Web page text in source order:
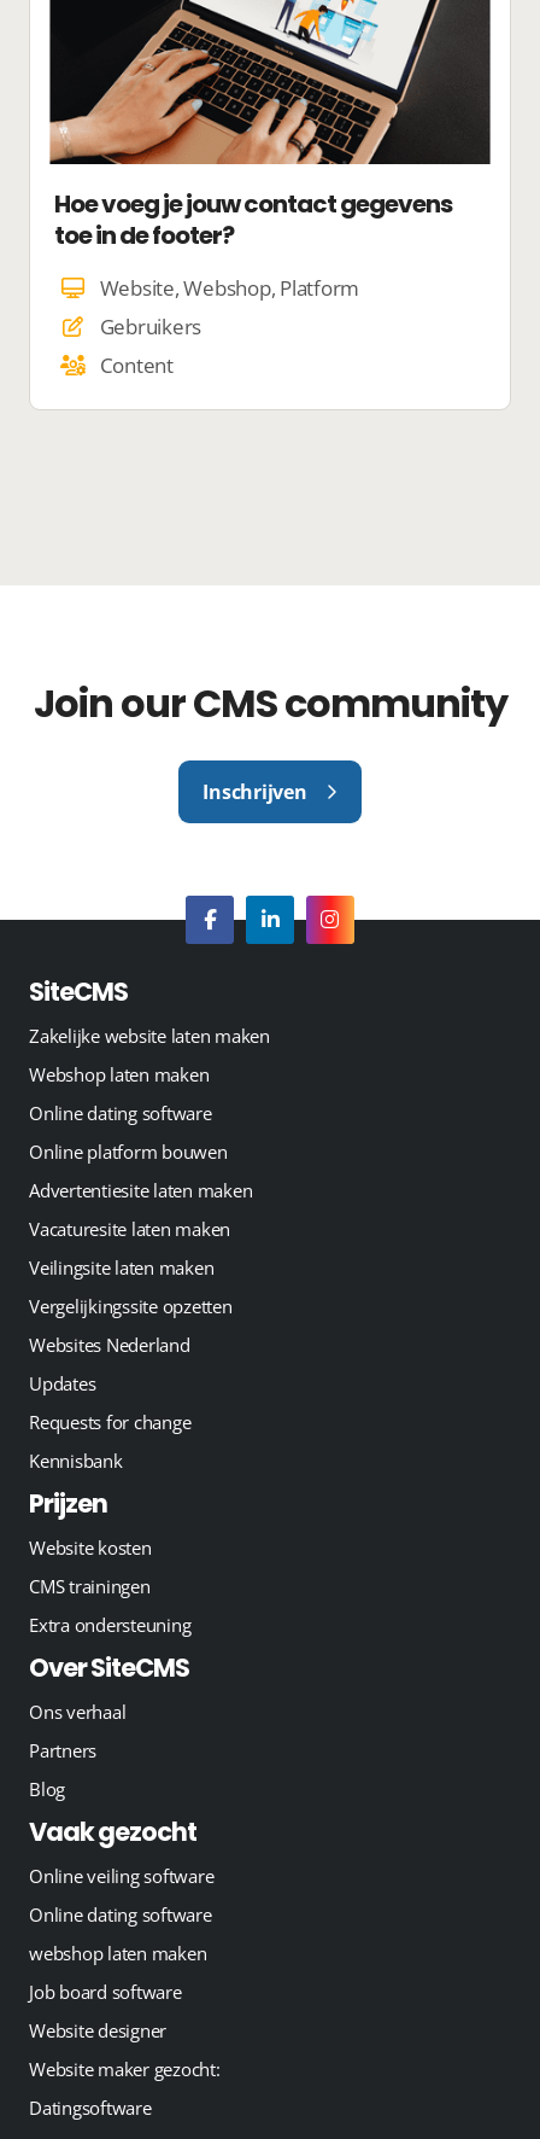
Hoe voeg je jouw contact gegevens
toe in de footer?
Website, Webshop, Platform
Gebruikers
Content
Join our CMS community
Inschrijven
SiteCMS
Zakelijke website laten maken
Webshop laten maken
Online dating software
Online platform bouwen
Advertentiesite laten maken
Vacaturesite laten maken
Veilingsite laten maken
Vergelijkingssite opzetten
Websites Nederland
Updates
Requests for change
Kennisbank
Prijzen
Website kosten
CMS trainingen
Extra ondersteuning
Over SiteCMS
Ons verhaal
Partners
Blog
Vaak gezocht
Online veiling software
Online dating software
webshop laten maken
Job board software
Website designer
Website maker gezocht:
Datingsoftware